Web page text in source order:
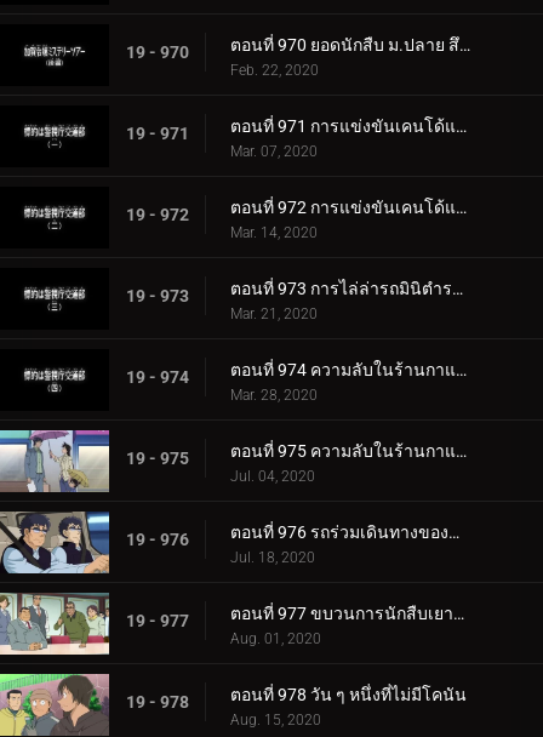
19 - 970 ตอนที่ 970 ยอดนักสืบ ม.ปลาย สึซึกิ โซโนโกะ
Feb. 22, 2020
19 - 971 ตอนที่ 971 การแข่งขันเคนโด้แห่งความรักและปริศนา (ตอนแรก)
Mar. 07, 2020
19 - 972 ตอนที่ 972 การแข่งขันเคนโด้แห่งความรักและปริศนา (ตอนจบ)
Mar. 14, 2020
19 - 973 ตอนที่ 973 การไล่ล่ารถมินิตำรวจลาดตะเวน
Mar. 21, 2020
19 - 974 ตอนที่ 974 ความลับในร้านกาแฟของสาวมัธยมทรีโอ (ตอนแรก)
Mar. 28, 2020
19 - 975 ตอนที่ 975 ความลับในร้านกาแฟของสาวมัธยมทรีโอ (ตอนจบ)
Jul. 04, 2020
19 - 976 ตอนที่ 976 รถร่วมเดินทางของฆาตกร
Jul. 18, 2020
19 - 977 ตอนที่ 977 ขบวนการนักสืบเยาวชนหายตัวไป
Aug. 01, 2020
19 - 978 ตอนที่ 978 วัน ๆ หนึ่งที่ไม่มีโคนัน
Aug. 15, 2020